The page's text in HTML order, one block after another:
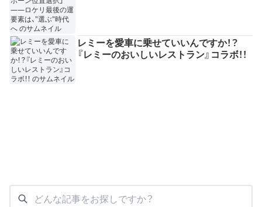
レミーを愛車に乗せていいんですか！？
『レミーのおいしいレストラン』コラボ！！
どんな記事をお探しですか？